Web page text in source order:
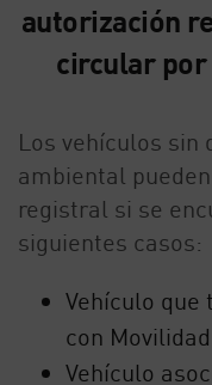
autorización
circular por
Los vehículos sin
ambiental
registral si se
siguientes casos:
Vehículo que
con
Vehículo